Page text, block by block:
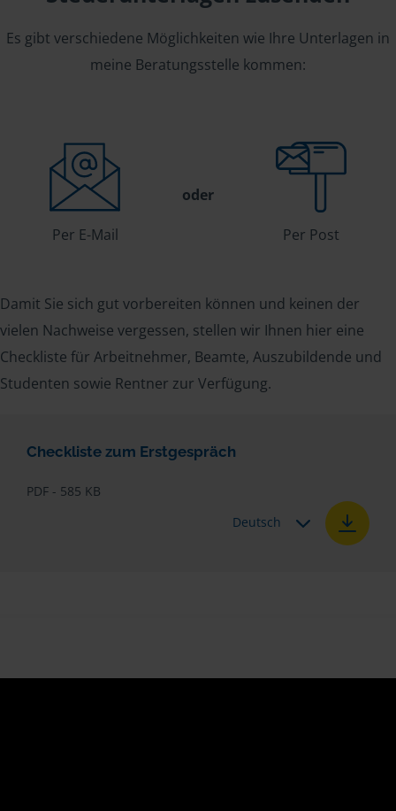
Es gibt verschiedene Möglichkeiten wie Ihre Unterlagen in
meine Beratungsstelle kommen:
Per E-Mail
oder
Per Post
Damit Sie sich gut vorbereiten können und keinen der
vielen Nachweise vergessen, stellen wir Ihnen hier eine
Checkliste für Arbeitnehmer, Beamte, Auszubildende und
Studenten sowie Rentner zur Verfügung.
Checkliste zum Erstgespräch
PDF - 585 KB
Deutsch